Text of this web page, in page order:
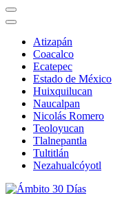
Atizapán
Coacalco
Ecatepec
Estado de México
Huixquilucan
Naucalpan
Nicolás Romero
Teoloyucan
Tlalnepantla
Tultitlán
Nezahualcóyotl